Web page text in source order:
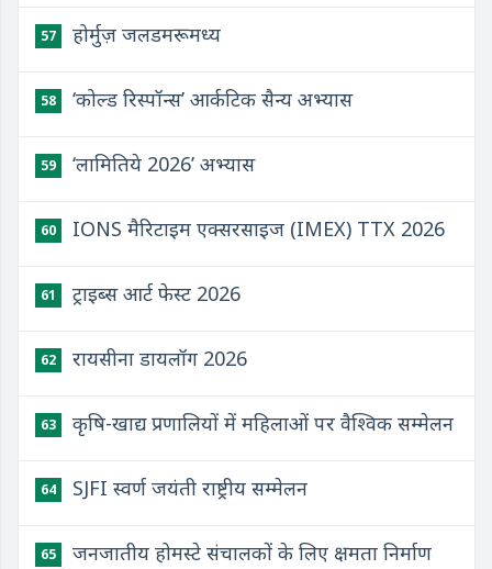
57 होर्मुज़ जलडमरूमध्य
58 ‘कोल्ड रिस्पॉन्स’ आर्कटिक सैन्य अभ्यास
59 ‘लामितिये 2026’ अभ्यास
60 IONS मैरिटाइम एक्सरसाइज (IMEX) TTX 2026
61 ट्राइब्स आर्ट फेस्ट 2026
62 रायसीना डायलॉग 2026
63 कृषि-खाद्य प्रणालियों में महिलाओं पर वैश्विक सम्मेलन
64 SJFI स्वर्ण जयंती राष्ट्रीय सम्मेलन
65
जनजातीय होमस्टे संचालकों के लिए क्षमता निर्माण